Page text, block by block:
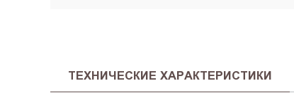
ТЕХНИЧЕСКИЕ ХАРАКТЕРИСТИКИ